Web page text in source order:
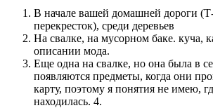
В начале вашей домашней дороги
перекресток), среди деревьев
На свалке, на мусорном баке. куча,
описании мода.
Еще одна на свалке, но она была в
появляются предметы, когда они
карту, поэтому я понятия не имею,
находилась. 4.